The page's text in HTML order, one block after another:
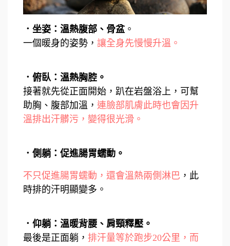
．坐姿：溫熱腹部、骨盆。
一個暖身的姿勢， 讓全身先慢慢升溫。
．俯臥：溫熱胸腔。
接著就先從正面開始，趴在岩盤浴上，可幫
助胸、腹部加溫， 連臉部肌膚此時也會因升
溫排出汗髒污，變得很光滑。
．側躺：促進腸胃蠕動。
不只促進腸胃蠕動，還會溫熱兩側淋巴 ，此
時排的汗明顯變多。
．仰躺：溫暖背腰、肩頸釋壓。
最後是正面躺， 排汗量等於跑步20公里，而